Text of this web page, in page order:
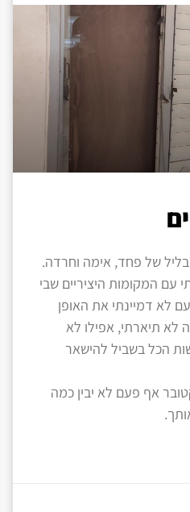
של פחד, אימה וחרדה.
עם המקומות היציריים שבי
לא דמיינתי את האופן
לא תיארתי, אפילו לא
הכל בשביל להישאר
את ה7 באוקטובר אף פעם לא יבין כמה